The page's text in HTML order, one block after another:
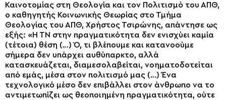
Καινοτομίας στη Θεολογία και τον Πολιτισμό του ΑΠΘ,
ο καθηγητής Κοινωνικής Θεωρίας στο Τμήμα
Θεολογίας του ΑΠΘ, Χρήστος Τσιρώνης, απάντησε ως
εξής: «Η ΤΝ στην πραγματικότητα δεν ενισχύει καμία
(τέτοια) θέση (…) Ό, τι βλέπουμε και κατανοούμε
σήμερα δεν υπάρχει αυθύπαρκτο, αλλά
κατασκευάζεται, διαμεσολαβείται, νοηματοδοτείται
από εμάς, μέσα στον πολιτισμό μας (…) Ένα
τεχνολογικό μέσο δεν επιβάλλει στον άνθρωπο να το
αντιμετωπίζει ως θεοποιημένη πραγματικότητα, ούτε